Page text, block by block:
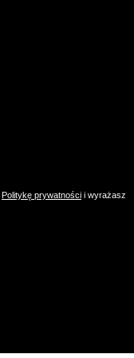
Politykę prywatności i wyrażasz